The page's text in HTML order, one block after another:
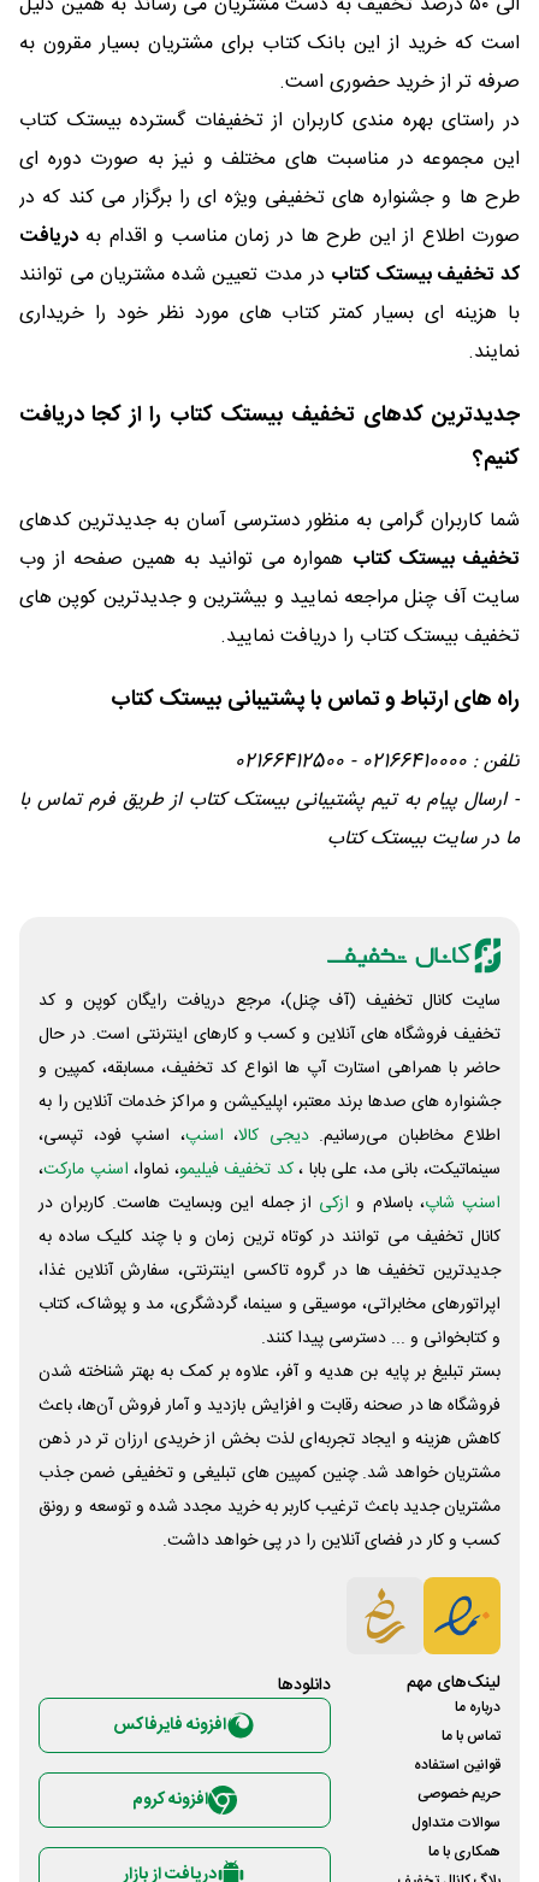
است که خرید از این بانک کتاب برای مشتریان بسیار مقرون به
صرفه تر از خرید حضوری است.
در راستای بهره مندی کاربران از تخفیفات گسترده بیستک کتاب
این مجموعه در مناسبت های مختلف و نیز به صورت دوره ای
طرح ها و جشنواره های تخفیفی ویژه ای را برگزار می کند که در
صورت اطلاع از این طرح ها در زمان مناسب و اقدام به دریافت
کد تخفیف بیستک کتاب در مدت تعیین شده مشتریان می توانند
با هزینه ای بسیار کمتر کتاب های مورد نظر خود را خریداری
نمایند.
جدیدترین کدهای تخفیف بیستک کتاب را از کجا دریافت
کنیم؟
شما کاربران گرامی به منظور دسترسی آسان به جدیدترین کدهای
تخفیف بیستک کتاب همواره می توانید به همین صفحه از وب
سایت آف چنل مراجعه نمایید و بیشترین و جدیدترین کوپن های
تخفیف بیستک کتاب را دریافت نمایید.
راه‌ های ارتباط و تماس با پشتیبانی بیستک کتاب
تلفن : 02166410000 - 02166412500
- ارسال پیام به تیم پشتیبانی بیستک کتاب از طریق فرم تماس با
ما در سایت بیستک کتاب
سایت کانال تخفیف (آف چنل)، مرجع دریافت رایگان کوپن و کد
تخفیف فروشگاه های آنلاین و کسب و‌ کارهای اینترنتی است. در حال
حاضر با همراهی استارت آپ ها انواع کد تخفیف، مسابقه، کمپین و
جشنواره های صدها برند معتبر، اپلیکیشن و مراکز خدمات آنلاین را به
اطلاع مخاطبان می‌رسانیم. دیجی کالا، اسنپ، اسنپ فود، تپسی،
سینماتیکت، بانی مد، علی‌ بابا ،کد تخفیف فیلیمو، نماوا، اسنپ مارکت،
اسنپ شاپ، باسلام و ازکی از جمله این وبسایت ‌هاست. کاربران در
کانال تخفیف می توانند در کوتاه ترین زمان و با چند کلیک ساده به
جدیدترین تخفیف ها در گروه تاکسی اینترنتی، سفارش آنلاین غذا،
اپراتورهای مخابراتی، موسیقی و سینما، گردشگری، مد و پوشاک، کتاب
و کتابخوانی و ... دسترسی پیدا کنند.
بستر تبلیغ بر پایه بن هدیه و آفر، علاوه بر کمک به بهتر شناخته شدن
فروشگاه ها در صحنه رقابت و افزایش بازدید و آمار فروش آن‌ها، باعث
کاهش هزینه و ایجاد تجربه‌ای لذت بخش از خریدی ارزان تر در ذهن
مشتریان خواهد شد. چنین کمپین های تبلیغی و تخفیفی ضمن جذب
مشتریان جدید باعث ترغیب کاربر به خرید مجدد شده و توسعه و رونق
کسب و کار در فضای آنلاین را در پی خواهد داشت.
لینک‌های مهم
درباره ما
تماس با ما
قوانین استفاده
حریم خصوصی
سوالات متداول
همکاری با ما
دانلود‌ها
افزونه فایرفاکس
افزونه کروم
دریافت از بازار